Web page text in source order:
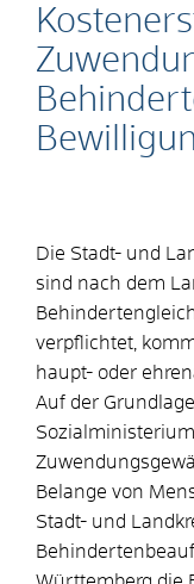
Die Stadt- und
sind nach dem
verpflichtet,
haupt- oder
Auf der
Belange von
Stadt- und